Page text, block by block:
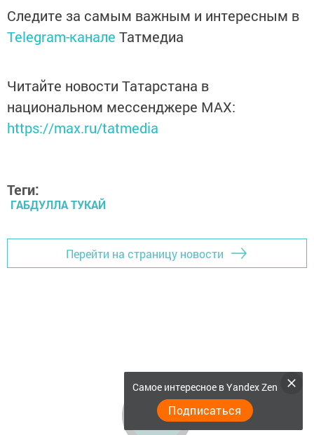
Следите за самым важным и интересным в
Telegram-канале Татмедиа
Читайте новости Татарстана в
национальном мессенджере MАХ:
https://max.ru/tatmedia
Теги:
ГАБДУЛЛА ТУКАЙ
Перейти на страницу новости
Самое интересное в Yandex Zen
Подписаться